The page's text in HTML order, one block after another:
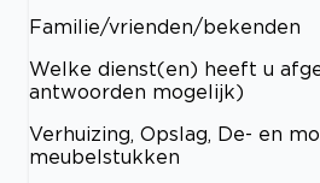
Familie/vrienden/bekenden
Welke dienst(en) heeft u
antwoorden mogelijk)
Verhuizing, Opslag, De- en
meubelstukken